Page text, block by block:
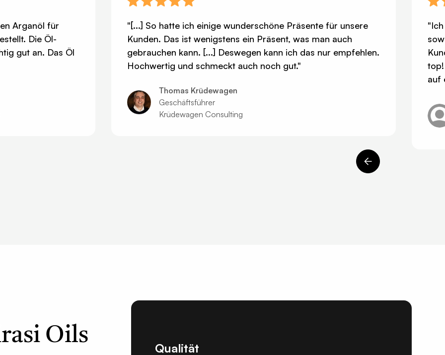
Arganöl für
Die Öl-
gut an. Das Öl
"[...] So hatte ich einige wunderschöne Präsente für unsere
Kunden. Das ist wenigstens ein Präsent, was man auch
gebrauchen kann. [...] Deswegen kann ich das nur empfehlen.
Hochwertig und schmeckt auch noch gut."
Thomas Krüdewagen
Geschäftsführer
Krüdewagen Consulting
auf
Oils
Qualität